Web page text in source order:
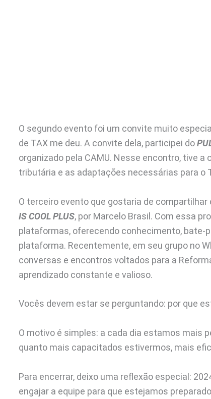
O segundo evento foi um convite muito
de TAX me deu. A convite dela, participei do
organizado pela CAMU. Nesse encontro, tive
tributária e as adaptações necessárias para o
O terceiro evento que gostaria de
IS COOL PLUS, por Marcelo Brasil. Com essa
plataformas, oferecendo conhecimento, bate-
plataforma. Recentemente, em seu grupo no
conversas e encontros voltados para a
aprendizado constante e valioso.
Vocês devem estar se perguntando: por que
O motivo é simples: a cada dia estamos mais
quanto mais capacitados estivermos, mais
Para encerrar, deixo uma reflexão especial:
engajar a equipe para que estejamos